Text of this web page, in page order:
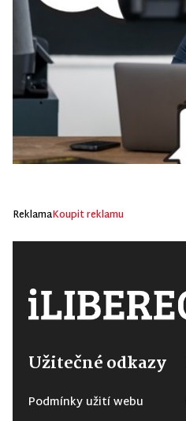
ReklamaKoupit reklamu
Užitečné odkazy
Podmínky užití webu